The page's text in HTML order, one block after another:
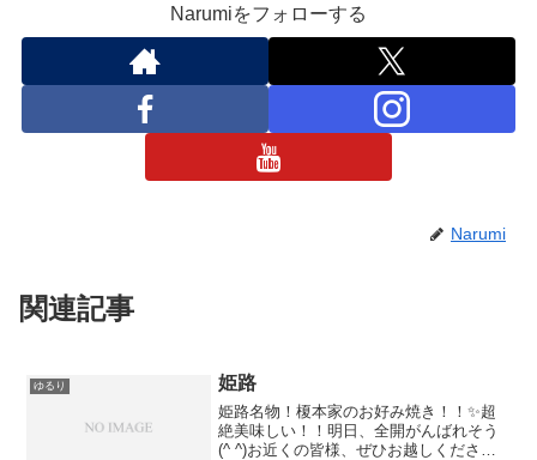
Narumiをフォローする
Narumi
関連記事
ゆるり 姫路
姫路名物！榎本家のお好み焼き！！✨超
絶美味しい！！明日、全開がんばれそう
(^ ^)お近くの皆様、ぜひお越しください